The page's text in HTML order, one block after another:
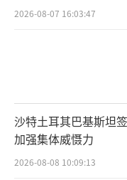
2026-08-07 16:03:47
沙特土耳其巴基斯坦
加强集体威慑力
2026-08-08 10:09:13